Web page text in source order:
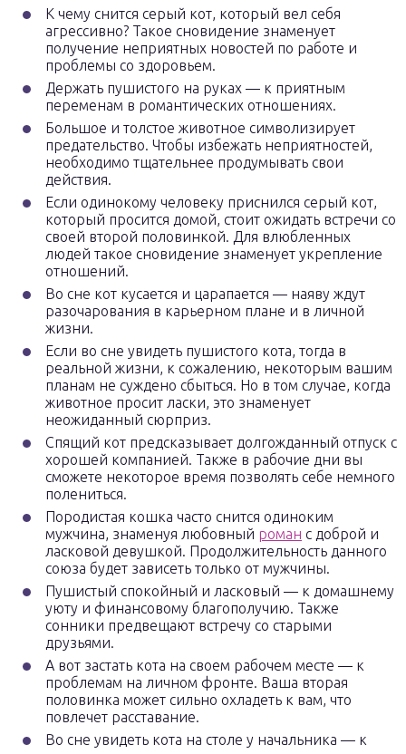
К чему снится серый кот, который вел себя
агрессивно? Такое сновидение знаменует
получение неприятных новостей по работе и
проблемы со здоровьем.
Держать пушистого на руках — к приятным
переменам в романтических отношениях.
Большое и толстое животное символизирует
предательство. Чтобы избежать неприятностей,
необходимо тщательнее продумывать свои
действия.
Если одинокому человеку приснился серый кот,
который просится домой, стоит ожидать встречи со
своей второй половинкой. Для влюбленных
людей такое сновидение знаменует укрепление
отношений.
Во сне кот кусается и царапается — наяву ждут
разочарования в карьерном плане и в личной
жизни.
Если во сне увидеть пушистого кота, тогда в
реальной жизни, к сожалению, некоторым вашим
планам не суждено сбыться. Но в том случае, когда
животное просит ласки, это знаменует
неожиданный сюрприз.
Спящий кот предсказывает долгожданный отпуск с
хорошей компанией. Также в рабочие дни вы
сможете некоторое время позволять себе немного
полениться.
Породистая кошка часто снится одиноким
мужчина, знаменуя любовный роман с доброй и
ласковой девушкой. Продолжительность данного
союза будет зависеть только от мужчины.
Пушистый спокойный и ласковый — к домашнему
уюту и финансовому благополучию. Также
сонники предвещают встречу со старыми
друзьями.
А вот застать кота на своем рабочем месте — к
проблемам на личном фронте. Ваша вторая
половинка может сильно охладеть к вам, что
повлечет расставание.
Во сне увидеть кота на столе у начальника — к